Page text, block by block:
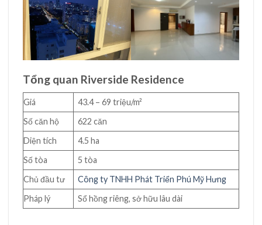
Tổng quan Riverside Residence
Giá
43.4 – 69 triệu/m²
Số căn hộ
622 căn
Diện tích
4.5 ha
Số tòa
5 tòa
Chủ đầu tư
Công ty TNHH Phát Triển Phú Mỹ Hưng
Pháp lý
Sổ hồng riêng, sở hữu lâu dài